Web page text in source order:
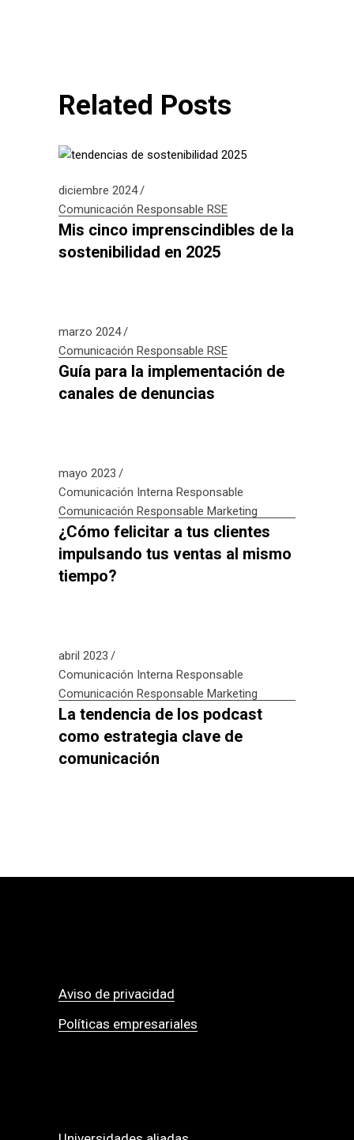
Related Posts
diciembre 2024
Comunicación Responsable RSE
Mis cinco imprenscindibles de la
sostenibilidad en 2025
marzo 2024
Comunicación Responsable RSE
Guía para la implementación de
canales de denuncias
mayo 2023
Comunicación Interna Responsable
Comunicación Responsable Marketing
¿Cómo felicitar a tus clientes
impulsando tus ventas al mismo
tiempo?
abril 2023
Comunicación Interna Responsable
Comunicación Responsable Marketing
La tendencia de los podcast
como estrategia clave de
comunicación
Aviso de privacidad
Políticas empresariales